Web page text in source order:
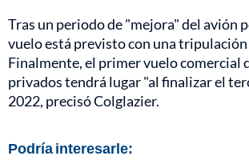
Tras un periodo de "mejora" del avión
vuelo está previsto con una
Finalmente, el primer vuelo comercial
privados tendrá lugar "al finalizar el
2022, precisó Colglazier.
Podría interesarle: